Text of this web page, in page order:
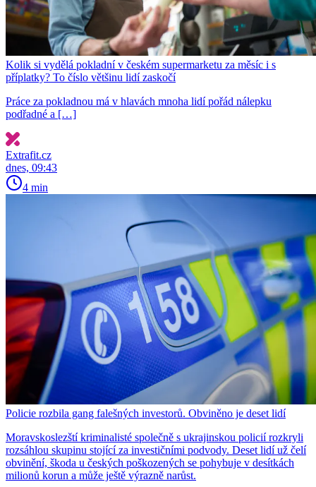
Kolik si vydělá pokladní v českém supermarketu za měsíc i s
příplatky? To číslo většinu lidí zaskočí
Práce za pokladnou má v hlavách mnoha lidí pořád nálepku
podřadné a […]
Extrafit.cz
dnes, 09:43
4 min
Policie rozbila gang falešných investorů. Obviněno je deset lidí
Moravskoslezští kriminalisté společně s ukrajinskou policií rozkryli
rozsáhlou skupinu stojící za investičními podvody. Deset lidí už čelí
obvinění, škoda u českých poškozených se pohybuje v desítkách
milionů korun a může ještě výrazně narůst.